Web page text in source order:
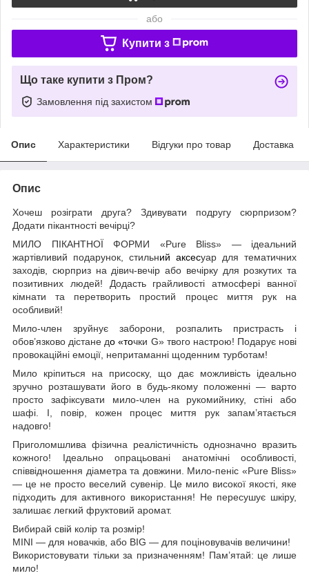
або
Купити з
Що таке купити з Пром?
Замовлення під захистом
Опис Характеристики Відгуки про товар Доставка
Опис
Хочеш розіграти друга? Здивувати подругу сюрпризом?
Додати пікантності вечірці?
МИЛО ПІКАНТНОЇ ФОРМИ «Pure Bliss» — ідеальний
жартівливий подарунок, стильний аксесуар для тематичних
заходів, сюрприз на дівич-вечір або вечірку для розкутих та
позитивних людей! Додасть грайливості атмосфері ванної
кімнати та перетворить простий процес миття рук на
особливий!
Мило-член зруйнує заборони, розпалить пристрасть і
обов’язково дістане до «точки G» твого настрою! Подарує нові
провокаційні емоції, непритаманні щоденним турботам!
Мило кріпиться на присоску, що дає можливість ідеально
зручно розташувати його в будь-якому положенні — варто
просто зафіксувати мило-член на рукомийнику, стіні або
шафі. І, повір, кожен процес миття рук запам’ятається
надовго!
Приголомшлива фізична реалістичність однозначно вразить
кожного! Ідеально опрацьовані анатомічні особливості,
співвідношення діаметра та довжини. Мило-пеніс «Pure Bliss»
— це не просто веселий сувенір. Це мило високої якості, яке
підходить для активного використання! Не пересушує шкіру,
залишає легкий фруктовий аромат.
Вибирай свій колір та розмір!
MINI — для новачків, або BIG — для поціновувачів величини!
Використовувати тільки за призначенням! Пам’ятай: це лише
мило!